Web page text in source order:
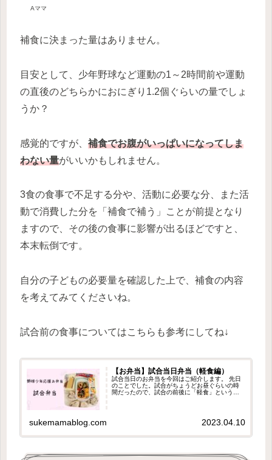
Aママ
補食に決まった量はありません。
目安として、少年野球など運動の1～2時間前や運動
の直後のどちらかにおにぎり1.2個ぐらいの量でしょ
うか？
感覚的ですが、 補食でお腹がいっぱいになってしま
わない量がいいかもしれません。
3食の食事で不足する分や、活動に必要な分、また活
動で消費した分を「補食で補う」ことが前提となり
ますので、その後の食事に影響が出るほどですと、
本末転倒です。
自分の子どもの必要量を確認した上で、補食の内容
を考えてみてくださいね。
試合前の食事についてはこちらも参考にしてね↓
【お弁当】試合当日弁当（軽食編）
試合当日のお弁当を今回はご紹介します。 先日
のことでした。試合がちょうどお昼ぐらいの時
間だったので、試合の前後に「軽食」という時
切れなんてことになられても困るので.... できれ
ば試合４時間前ぐらいに、炭水化物を意識した
もなるとそうもいってられないですからね。 今
sukemamablog.com 2023.04.10